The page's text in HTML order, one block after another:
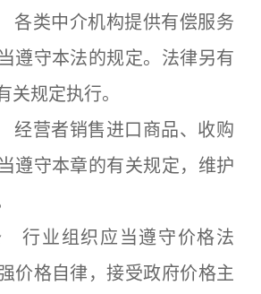
各类中介机构提供有偿服务
遵守本法的规定。法律另有
关规定执行。
经营者销售进口商品、收购
遵守本章的有关规定，维护
行业组织应当遵守价格法
价格自律，接受政府价格主